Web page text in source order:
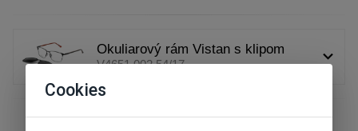
Okuliarový rám Vistan s klipom
V4651 002 54/17
Cookies